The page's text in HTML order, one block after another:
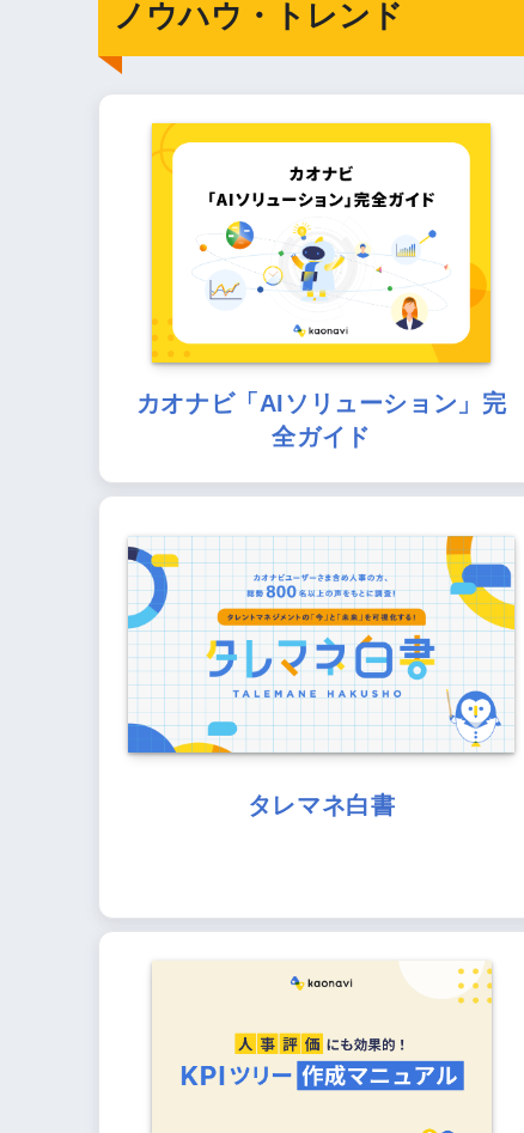
ノウハウ・トレンド
カオナビ「AIソリューション」完
全ガイド
タレマネ白書